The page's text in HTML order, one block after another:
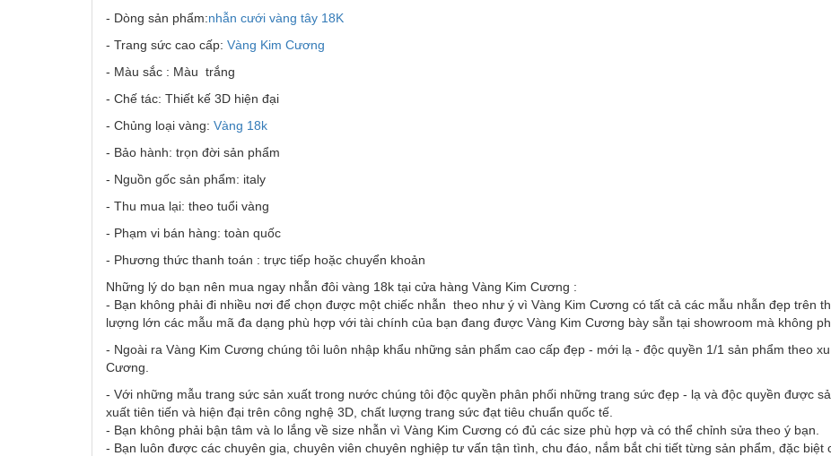
- Dòng sản phẩm:nhẫn cưới vàng tây 18K
- Trang sức cao cấp: Vàng Kim Cương
- Màu sắc : Màu trắng
- Chế tác: Thiết kế 3D hiện đại
- Chủng loại vàng: Vàng 18k
- Bảo hành: trọn đời sản phẩm
- Nguồn gốc sản phẩm: italy
- Thu mua lại: theo tuổi vàng
- Phạm vi bán hàng: toàn quốc
- Phương thức thanh toán : trực tiếp hoặc chuyển khoản
Những lý do bạn nên mua ngay nhẫn đôi vàng 18k tại cửa hàng Vàng Kim Cương :
- Bạn không phải đi nhiều nơi để chọn được một chiếc nhẫn theo như ý vì Vàng Kim Cương có tất cả các mẫu nhẫn đẹp trên
lượng lớn các mẫu mã đa dạng phù hợp với tài chính của bạn đang được Vàng Kim Cương bày sẵn tại showroom mà không
- Ngoài ra Vàng Kim Cương chúng tôi luôn nhập khẩu những sản phẩm cao cấp đẹp - mới lạ - độc quyền 1/1 sản phẩm theo
Cương.
- Với những mẫu trang sức sản xuất trong nước chúng tôi độc quyền phân phối những trang sức đẹp - lạ và độc quyền được
xuất tiên tiến và hiện đại trên công nghệ 3D, chất lượng trang sức đạt tiêu chuẩn quốc tế.
- Bạn không phải bận tâm và lo lắng về size nhẫn vì Vàng Kim Cương có đủ các size phù hợp và có thể chỉnh sửa theo ý bạn.
- Bạn luôn được các chuyên gia, chuyên viên chuyên nghiệp tư vấn tận tình, chu đáo, nắm bắt chi tiết từng sản phẩm, đặc